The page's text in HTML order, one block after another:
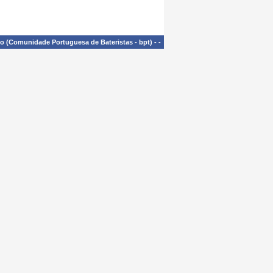
(Comunidade Portuguesa de Bateristas - bpt) - -